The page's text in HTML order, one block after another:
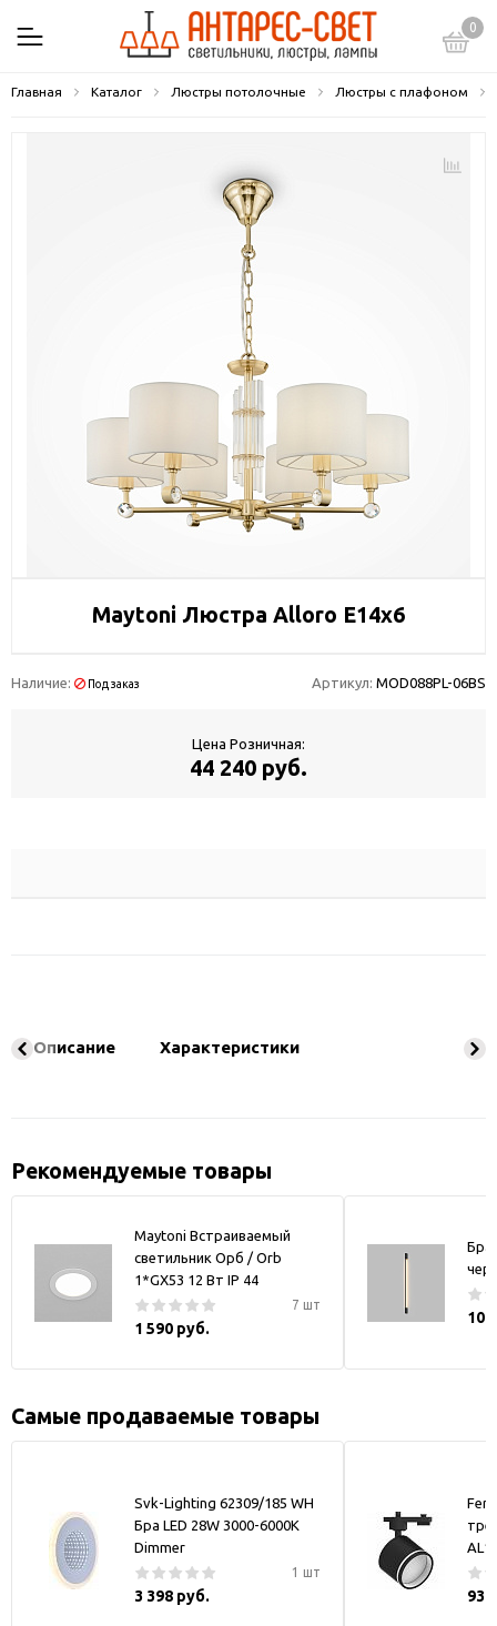
0
Главная Каталог Люстры потолочные Люстры с плафоном
Maytoni Люстра Alloro E14х6
Наличие: Под заказ Артикул: MOD088PL-06BS
Цена Розничная:
44 240 руб.
Описание Характеристики
Рекомендуемые товары
Maytoni Встраиваемый
светильник Орб / Orb
1*GX53 12 Вт IP 44
7 шт
1 590 руб.
Бра
10
Самые продаваемые товары
Svk-Lighting 62309/185 WH
Бра LED 28W 3000-6000K
Dimmer
1 шт
3 398 руб.